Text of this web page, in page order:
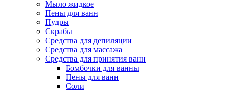
Мыло жидкое
Пены для ванн
Пудры
Скрабы
Средства для депиляции
Средства для массажа
Средства для принятия ванн
Бомбочки для ванны
Пены для ванн
Соли